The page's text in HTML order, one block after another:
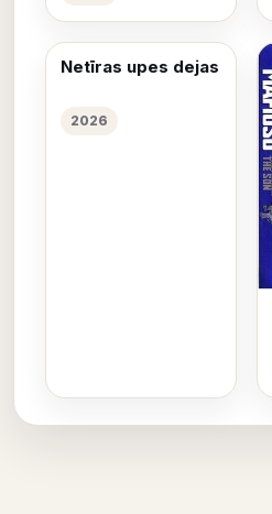
Netīras upes dejas
2026